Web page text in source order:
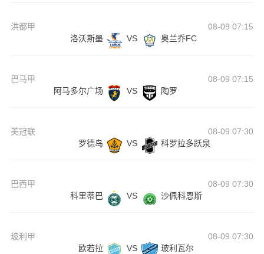
洪都甲
08-09 07:15
洛沃斯墨
VS 奥兰乔FC
巴马甲
08-09 07:15
阿马多尔广场
VS 陶罗
美冠联
08-09 07:30
罗德岛
VS 科罗拉多跃泉
巴西甲
08-09 07:30
科里蒂巴
VS 沙佩科恩斯
玻利甲
08-09 07:30
欧若拉
VS 玻利瓦尔